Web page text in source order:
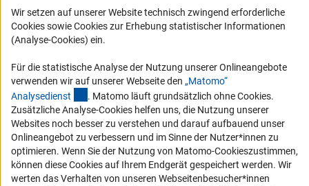
Karriere
Logo und Corporate Design
Compliance
Vergabeverfahren
Barrierefreiheit
Service und Informationen für Menschen mit Behinderungen
Erklärung zur Barrierefreiheit
Wir setzen auf unserer Website technisch zwingend erforderliche
Cookies sowie Cookies zur Erhebung statistischer Informationen
(Analyse-Cookies) ein.
Für die statistische Analyse der Nutzung unserer Onlineangebote
verwenden wir auf unserer Webseite den „Matomo“
Analysedienst (externer Link)
. Matomo läuft grundsätzlich ohne Cookies.
Zusätzliche Analyse-Cookies helfen uns, die Nutzung unserer
Websites noch besser zu verstehen und darauf aufbauend unser
Onlineangebot zu verbessern und im Sinne der Nutzer*innen zu
optimieren. Wenn Sie der Nutzung von Matomo-Cookieszustimmen,
können diese Cookies auf Ihrem Endgerät gespeichert werden. Wir
werten das Verhalten von unseren Webseitenbesucher*innen